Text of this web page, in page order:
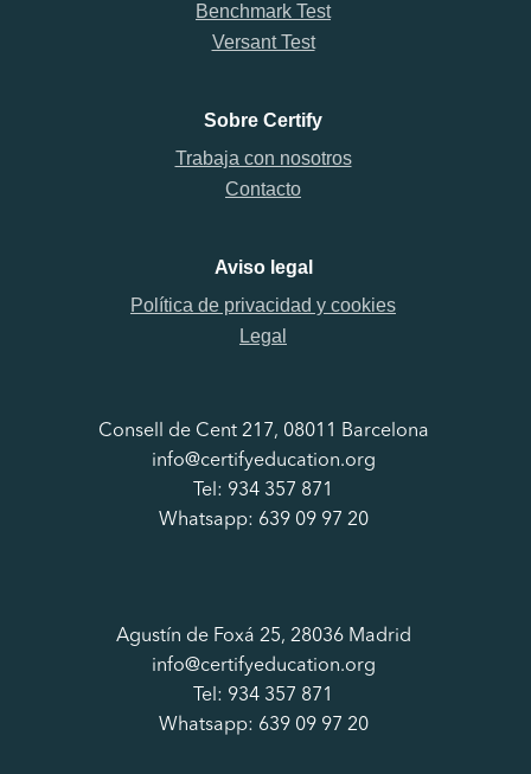
Benchmark Test
Versant Test
Sobre Certify
Trabaja con nosotros
Contacto
Aviso legal
Política de privacidad y cookies
Legal
Consell de Cent 217, 08011 Barcelona
info@certifyeducation.org
Tel: 934 357 871
Whatsapp: 639 09 97 20
Agustín de Foxá 25, 28036 Madrid
info@certifyeducation.org
Tel: 934 357 871
Whatsapp: 639 09 97 20